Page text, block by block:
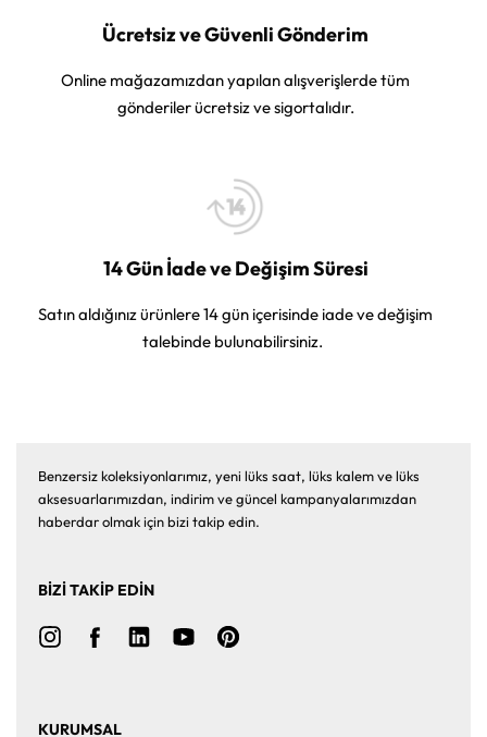
Ücretsiz ve Güvenli Gönderim
Online mağazamızdan yapılan alışverişlerde tüm
gönderiler ücretsiz ve sigortalıdır.
14 Gün İade ve Değişim Süresi
Satın aldığınız ürünlere 14 gün içerisinde iade ve değişim
talebinde bulunabilirsiniz.
Benzersiz koleksiyonlarımız, yeni lüks saat, lüks kalem ve lüks
aksesuarlarımızdan, indirim ve güncel kampanyalarımızdan
haberdar olmak için bizi takip edin.
BİZİ TAKİP EDİN
KURUMSAL